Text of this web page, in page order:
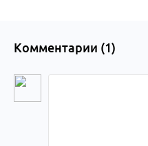
Комментарии (1)